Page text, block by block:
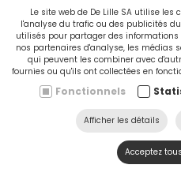
les représentants
administrateurs) dans
contractuelles de De Lille,
fondement que pour une
contractuelle contre De
limites légales, n'est pas
action en responsabilité
préposés de De Lille,
Le site web de De Lille SA utilise les
l'analyse du trafic ou des publicités
utilisés pour partager des
nos partenaires d'analyse, les médias
qui peuvent les combiner avec
fournies ou qu'ils ont collectées en
Fonctionnels
Afficher les détails
Acceptez